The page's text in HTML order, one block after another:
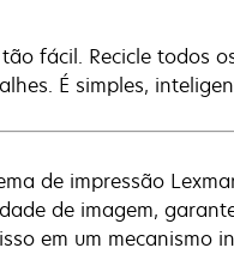
fácil. Recicle todos
É simples,
de impressão
de imagem,
em um mecanismo